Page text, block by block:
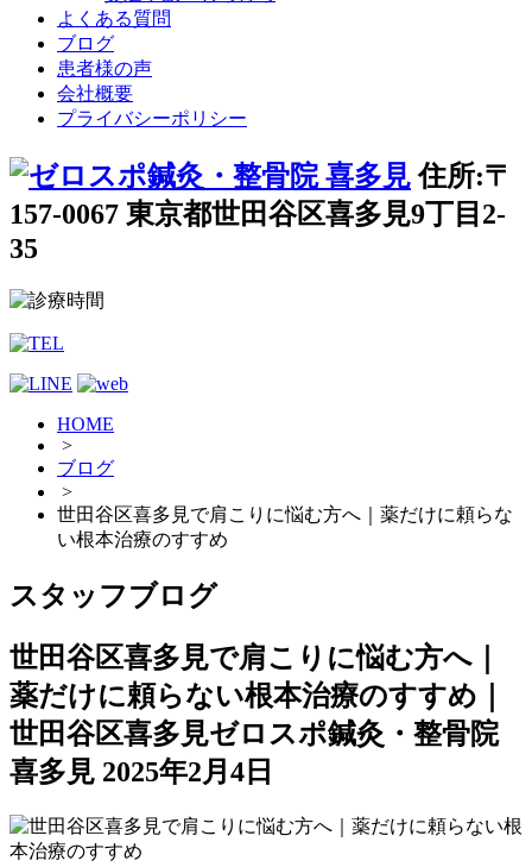
よくある質問
ブログ
患者様の声
会社概要
プライバシーポリシー
住所:〒
157-0067 東京都世田谷区喜多見9丁目2-
35
HOME
>
ブログ
>
世田谷区喜多見で肩こりに悩む方へ｜薬だけに頼らな
い根本治療のすすめ
スタッフブログ
世田谷区喜多見で肩こりに悩む方へ｜
薬だけに頼らない根本治療のすすめ｜
世田谷区喜多見ゼロスポ鍼灸・整骨院
喜多見 2025年2月4日